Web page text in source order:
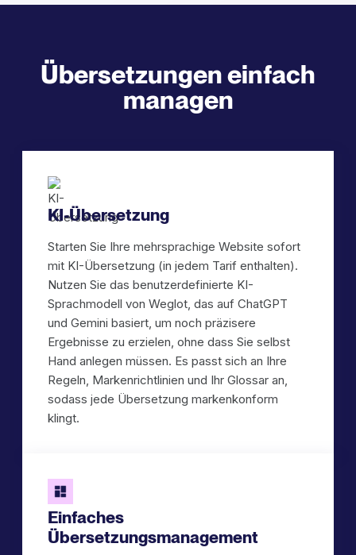
Übersetzungen einfach
managen
KI-Übersetzung
Starten Sie Ihre mehrsprachige Website sofort
mit KI-Übersetzung (in jedem Tarif enthalten).
Nutzen Sie das benutzerdefinierte KI-
Sprachmodell von Weglot, das auf ChatGPT
und Gemini basiert, um noch präzisere
Ergebnisse zu erzielen, ohne dass Sie selbst
Hand anlegen müssen. Es passt sich an Ihre
Regeln, Markenrichtlinien und Ihr Glossar an,
sodass jede Übersetzung markenkonform
klingt.
Einfaches
Übersetzungsmanagement